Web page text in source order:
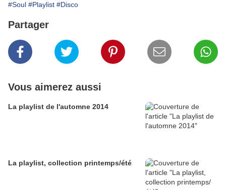
#Soul #Playlist #Disco
Partager
Vous aimerez aussi
La playlist de l'automne 2014
La playlist, collection printemps/été